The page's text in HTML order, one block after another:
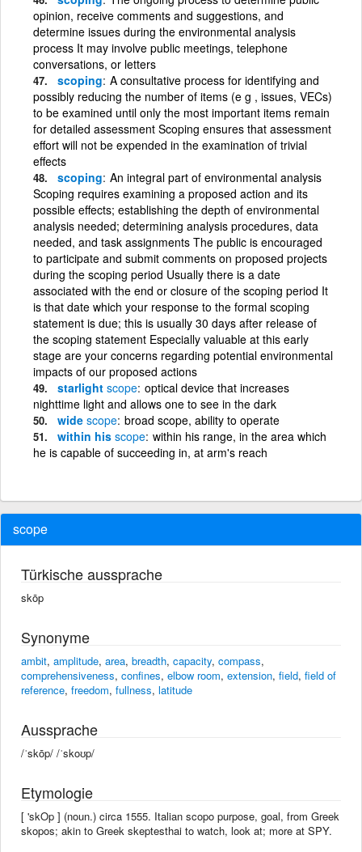
opinion, receive comments and suggestions, and
determine issues during the environmental analysis
process It may involve public meetings, telephone
conversations, or letters
scoping A consultative process for identifying and
possibly reducing the number of items (e g , issues, VECs)
to be examined until only the most important items remain
for detailed assessment Scoping ensures that assessment
effort will not be expended in the examination of trivial
effects
scoping An integral part of environmental analysis
Scoping requires examining a proposed action and its
possible effects; establishing the depth of environmental
analysis needed; determining analysis procedures, data
needed, and task assignments The public is encouraged
to participate and submit comments on proposed projects
during the scoping period Usually there is a date
associated with the end or closure of the scoping period It
is that date which your response to the formal scoping
statement is due; this is usually 30 days after release of
the scoping statement Especially valuable at this early
stage are your concerns regarding potential environmental
impacts of our proposed actions
starlight scope optical device that increases
nighttime light and allows one to see in the dark
wide scope broad scope, ability to operate
within his scope within his range, in the area which
he is capable of succeeding in, at arm's reach
scope
Türkische aussprache
skōp
Synonyme
ambit, amplitude, area, breadth, capacity, compass,
comprehensiveness, confines, elbow room, extension, field, field of
reference, freedom, fullness, latitude
Aussprache
/ˈskōp/ /ˈskoʊp/
Etymologie
[ 'skOp ] (noun.) circa 1555. Italian scopo purpose, goal, from Greek
skopos; akin to Greek skeptesthai to watch, look at; more at SPY.